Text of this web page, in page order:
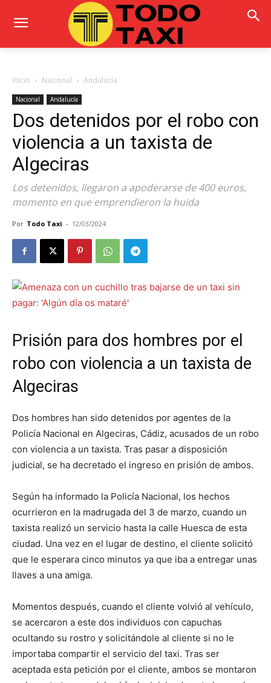
Inicio Nacional Andalucía
Nacional Andalucía
Dos detenidos por el robo con
violencia a un taxista de
Algeciras
Los detenidos, llegaron a apoderarse de 400 euros,
momento en que emprendieron la huida
Por Todo Taxi - 12/03/2024
Prisión para dos hombres por el
robo con violencia a un taxista de
Algeciras
Dos hombres han sido detenidos por agentes de la
Policía Nacional en Algeciras, Cádiz, acusados de un robo
con violencia a un taxista. Tras pasar a disposición
judicial, se ha decretado el ingreso en prisión de ambos.
Según ha informado la Policía Nacional, los hechos
ocurrieron en la madrugada del 3 de marzo, cuando un
taxista realizó un servicio hasta la calle Huesca de esta
ciudad. Una vez en el lugar de destino, el cliente solicitó
que le esperara cinco minutos ya que iba a entregar unas
llaves a una amiga.
Momentos después, cuando el cliente volvió al vehículo,
se acercaron a este dos individuos con capuchas
ocultando su rostro y solicitándole al cliente si no le
importaba compartir el servicio del taxi. Tras ser
aceptada esta petición por el cliente, ambos se montaron